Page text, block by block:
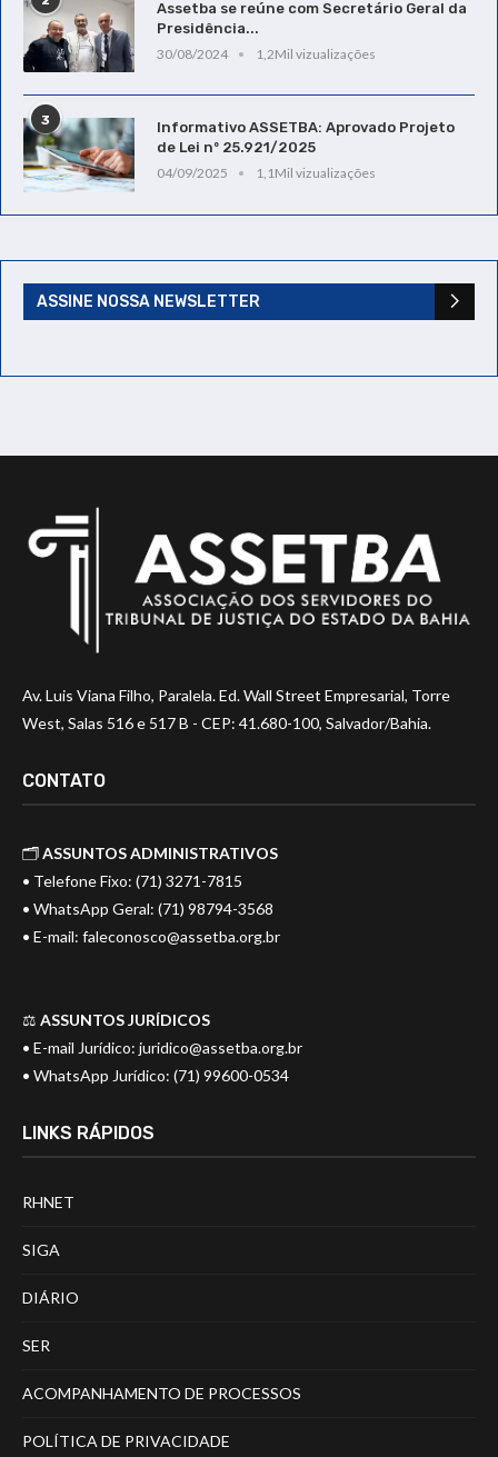
Assetba se reúne com Secretário Geral da
Presidência...
30/08/2024
1,2Mil vizualizações
3
Informativo ASSETBA: Aprovado Projeto
de Lei nº 25.921/2025
04/09/2025
1,1Mil vizualizações
ASSINE NOSSA NEWSLETTER
Av. Luis Viana Filho, Paralela. Ed. Wall Street Empresarial, Torre
West, Salas 516 e 517 B - CEP: 41.680-100, Salvador/Bahia.
CONTATO
🗂️ASSUNTOS ADMINISTRATIVOS
• Telefone Fixo: (71) 3271-7815
• WhatsApp Geral: (71) 98794-3568
• E-mail: faleconosco@assetba.org.br
⚖️ ASSUNTOS JURÍDICOS
• E-mail Jurídico: juridico@assetba.org.br
• WhatsApp Jurídico: (71) 99600-0534
LINKS RÁPIDOS
RHNET
SIGA
DIÁRIO
SER
ACOMPANHAMENTO DE PROCESSOS
POLÍTICA DE PRIVACIDADE